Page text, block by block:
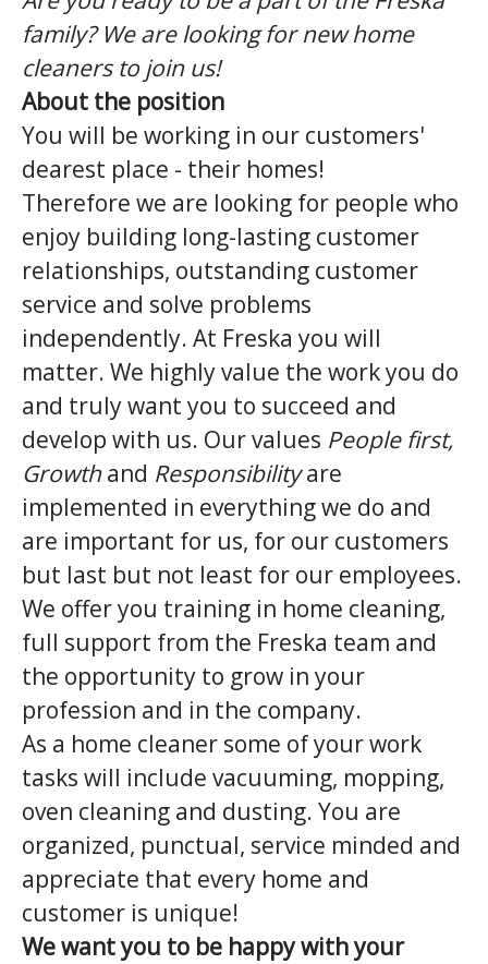
family? We are looking for new home
cleaners to join us!
About the position
You will be working in our customers'
dearest place - their homes!
Therefore we are looking for people who
enjoy building long-lasting customer
relationships, outstanding customer
service and solve problems
independently. At Freska you will
matter. We highly value the work you do
and truly want you to succeed and
develop with us. Our values People first,
Growthand Responsibilityare
implemented in everything we do and
are important for us, for our customers
but last but not least for our employees.
We offer you training in home cleaning,
full support from the Freska team and
the opportunity to grow in your
profession and in the company.
As a home cleaner some of your work
tasks will include vacuuming, mopping,
oven cleaning and dusting. You are
organized, punctual, service minded and
appreciate that every home and
customer is unique!
We want you to be happy with your